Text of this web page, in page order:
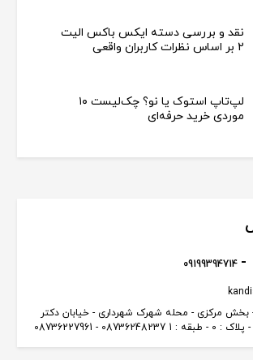
نقد و بررسی دسته ایکس باکس الیت
2 بر اساس نظرات کاربران واقعی
لپ‌تاپ استوک یا نو؟ چک‌لیست ۱۰
موردی خرید حرفه‌ای
بخش مرکزی - محله شهرک شهرداری - خیابان دکتر
09199394714